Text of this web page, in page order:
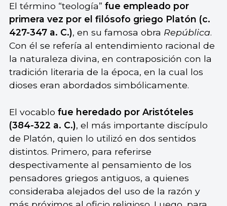
El término “teología” fue empleado por
primera vez por el filósofo griego Platón (c.
427-347 a. C.), en su famosa obra República.
Con él se refería al entendimiento racional de
la naturaleza divina, en contraposición con la
tradición literaria de la época, en la cual los
dioses eran abordados simbólicamente.
El vocablo fue heredado por Aristóteles
(384-322 a. C.), el más importante discípulo
de Platón, quien lo utilizó en dos sentidos
distintos. Primero, para referirse
despectivamente al pensamiento de los
pensadores griegos antiguos, a quienes
consideraba alejados del uso de la razón y